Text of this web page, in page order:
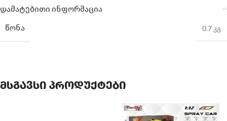
დამატებითი ინფორმაცია
ᲬᲝᲜᲐ
0.7 კგ
მსგავსი პროდუქტები